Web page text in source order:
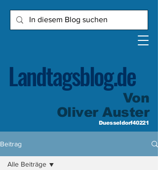
Landtagsblog.de
Von
Oliver Auster
Duesseldorf40221
Beitrag
Alle Beiträge